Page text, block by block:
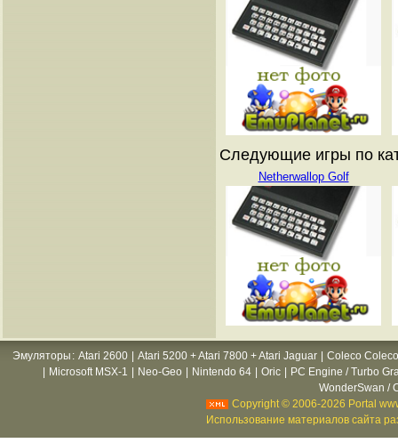
Следующие игры по
Netherwallop Golf
Эмуляторы : Atari 2600 Atari 5200 + Atari 7800 + Atari Jaguar
Coleco
Microsoft MSX-1 Neo-Geo Nintendo 64 Oric
PC Engine / Turbo
WonderSwan /
Copyright © 2006-2026 Portal
Использование материалов сайта